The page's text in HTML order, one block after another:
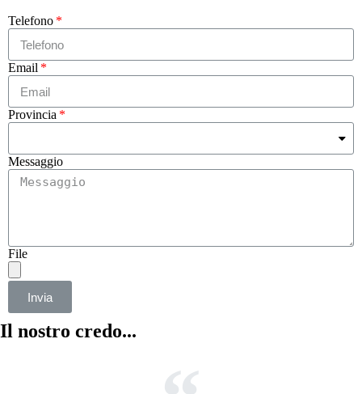
Telefono
Email
Provincia
Messaggio
File
Invia
Il nostro credo...